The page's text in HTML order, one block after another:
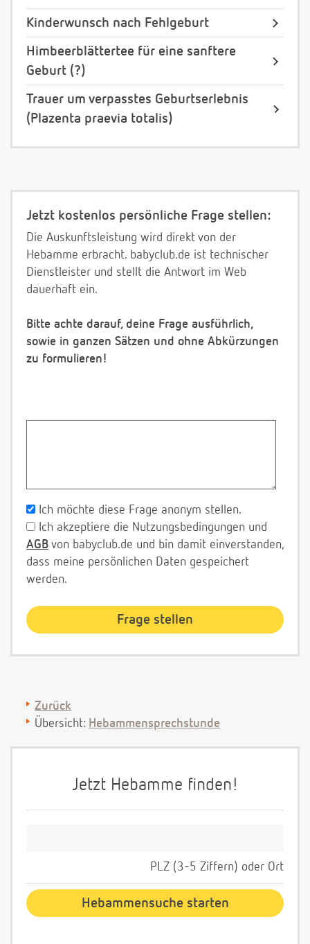
Kinderwunsch nach Fehlgeburt
Himbeerblättertee für eine sanftere
Geburt (?)
Trauer um verpasstes Geburtserlebnis
(Plazenta praevia totalis)
Jetzt kostenlos persönliche Frage stellen:
Die Auskunftsleistung wird direkt von der
Hebamme erbracht. babyclub.de ist technischer
Dienstleister und stellt die Antwort im Web
dauerhaft ein.
Bitte achte darauf, deine Frage ausführlich,
sowie in ganzen Sätzen und ohne Abkürzungen
zu formulieren!
Ich möchte diese Frage anonym stellen.
Ich akzeptiere die Nutzungsbedingungen und
AGB von babyclub.de und bin damit einverstanden,
dass meine persönlichen Daten gespeichert
werden.
Zurück
Übersicht: Hebammensprechstunde
Jetzt Hebamme finden!
PLZ (3-5 Ziffern) oder Ort